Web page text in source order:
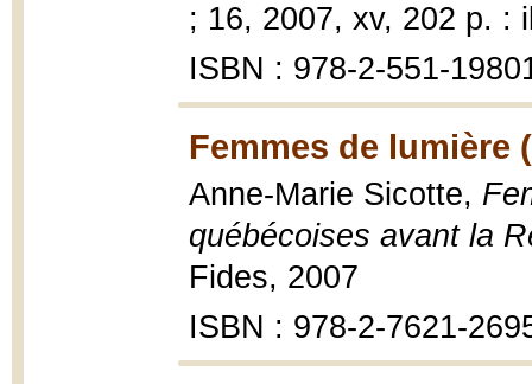
; 16, 2007, xv, 202 p. :
ISBN : 978-2-551-
Femmes de lumière
Anne-Marie Sicotte,
québécoises avant la
Fides, 2007
ISBN : 978-2-7621-